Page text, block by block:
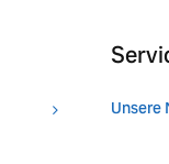
Unsere